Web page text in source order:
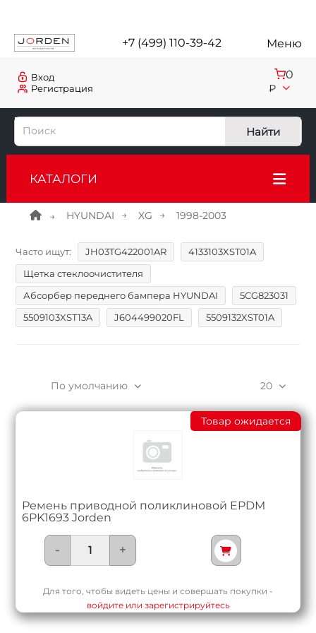
+7 (499) 110-39-42 Меню
Регистрация
Вход 0
₽
Найти
КАТАЛОГИ
HYUNDAI XG 1998-2003
Часто ищут: JH03TG422001AR
4133103XST01A
Щетка стеклоочистителя
Абсорбер переднего бампера HYUNDAI
5CG823031
5509103XST13A
J604499020FL 5509132XST01A
20
По умолчанию
Ремень приводной поликлиновой EPDM
6PK1693 Jorden
Товар ожидается
- +
Для того, чтобы видеть цены и совершать покупки -
войдите или зарегистрируйтесь